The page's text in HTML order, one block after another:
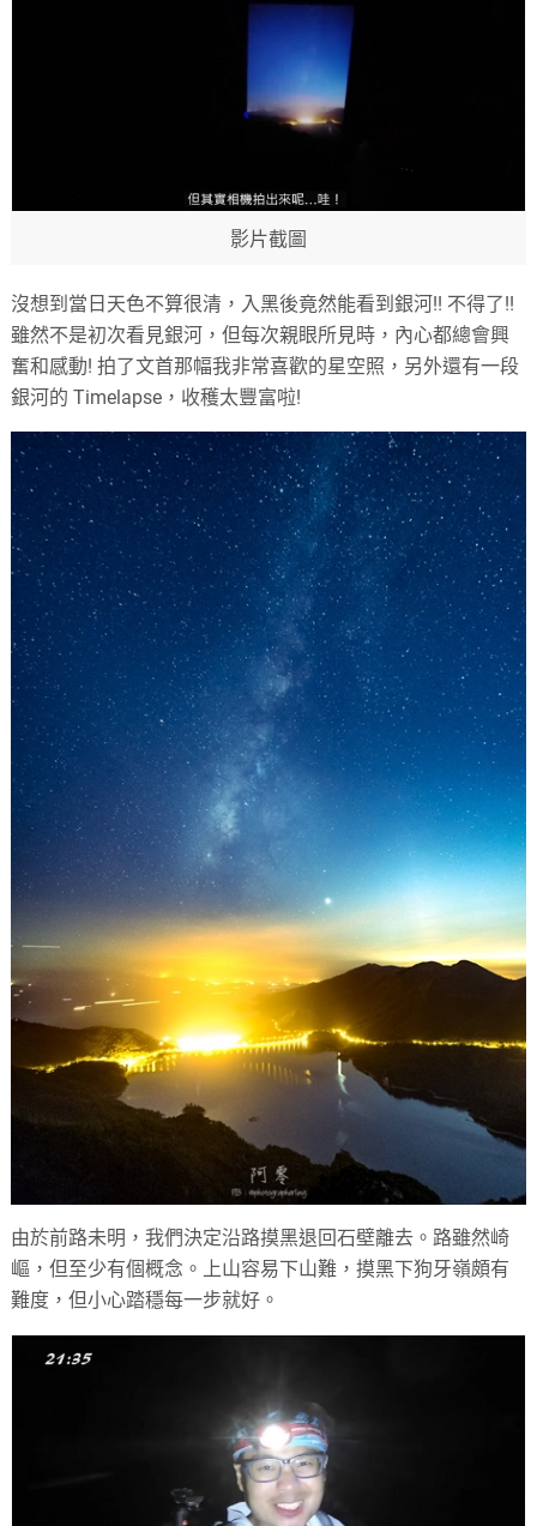
影片截圖
沒想到當日天色不算很清，入黑後竟然能看到銀河!! 不得了!!
雖然不是初次看見銀河，但每次親眼所見時，內心都總會興
奮和感動! 拍了文首那幅我非常喜歡的星空照，另外還有一段
銀河的 Timelapse，收穫太豐富啦!
由於前路未明，我們決定沿路摸黑退回石壁離去。路雖然崎
嶇，但至少有個概念。上山容易下山難，摸黑下狗牙嶺頗有
難度，但小心踏穩每一步就好。